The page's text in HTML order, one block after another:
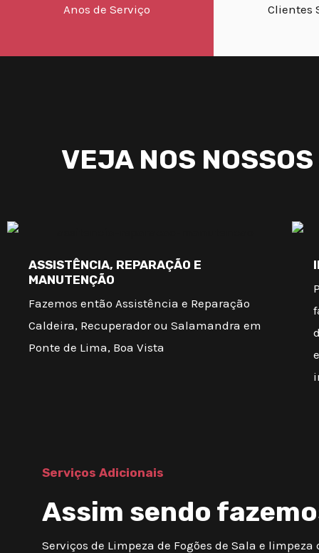
Anos de Serviço Clientes
VEJA NOS
ASSISTÊNCIA, REPARAÇÃO E
MANUTENÇÃO
Fazemos então Assistência e Reparação
Caldeira, Recuperador ou Salamandra em
Ponte de Lima, Boa Vista
Serviços Adicionais
Assim sendo
Serviços de Limpeza de Fogões de Sala e